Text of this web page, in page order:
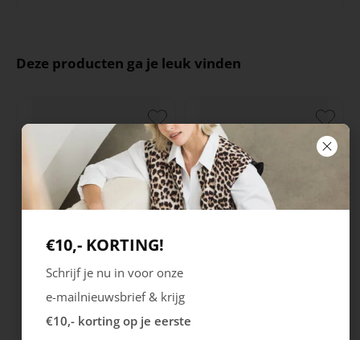
Deze producten ga je leuk vinden
Rieker
Cristallino
99.99
€10,- KORTING!
Schrijf je nu in voor onze
e-mailnieuwsbrief & krijg
€10,- korting op je eerste